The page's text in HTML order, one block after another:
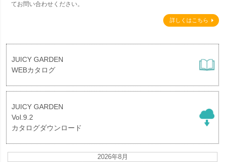
てお問い合わせください。
詳しくはこちら
JUICY GARDEN
WEBカタログ
JUICY GARDEN
Vol.9.2
カタログダウンロード
2026年8月